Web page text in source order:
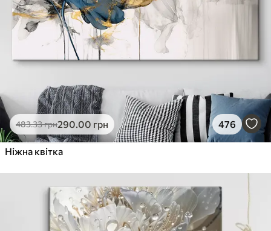
483.33грн290.00 грн 476
Ніжна квітка